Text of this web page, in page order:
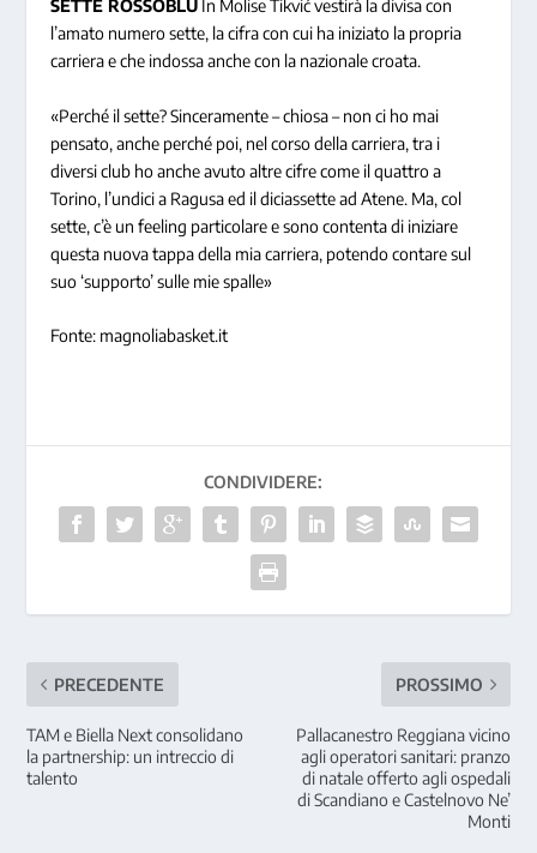
SETTE ROSSOBLÙ In Molise Tikvić vestirà la divisa con
l’amato numero sette, la cifra con cui ha iniziato la propria
carriera e che indossa anche con la nazionale croata.
«Perché il sette? Sinceramente – chiosa – non ci ho mai
pensato, anche perché poi, nel corso della carriera, tra i
diversi club ho anche avuto altre cifre come il quattro a
Torino, l’undici a Ragusa ed il diciassette ad Atene. Ma, col
sette, c’è un feeling particolare e sono contenta di iniziare
questa nuova tappa della mia carriera, potendo contare sul
suo ‘supporto’ sulle mie spalle»
Fonte: magnoliabasket.it
CONDIVIDERE:
PRECEDENTE
TAM e Biella Next consolidano
la partnership: un intreccio di
talento
PROSSIMO
Pallacanestro Reggiana vicino
agli operatori sanitari: pranzo
di natale offerto agli ospedali
di Scandiano e Castelnovo Ne’
Monti